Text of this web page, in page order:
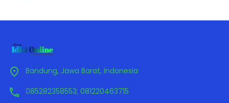
Bandung, Jawa Barat, Indonesia
085282358553; 081220463715